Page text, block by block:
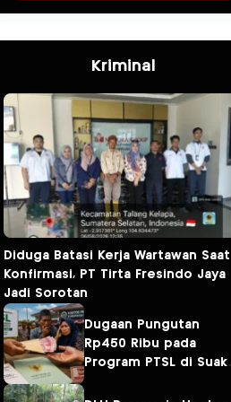
Kriminal
Diduga Batasi Kerja Wartawan Saat
Konfirmasi, PT Tirta Fresindo Jaya
Jadi Sorotan
Dugaan Pungutan
Rp450 Ribu pada
Program PTSL di Suak